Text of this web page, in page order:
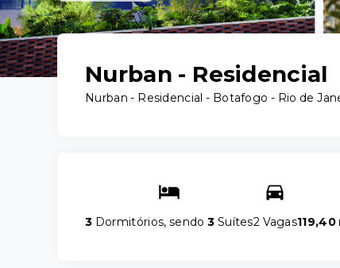
Nurban - Residencial
Nurban - Residencial - Botafogo - Rio de
3 Dormitórios, sendo3 Suítes2 Vagas119,40